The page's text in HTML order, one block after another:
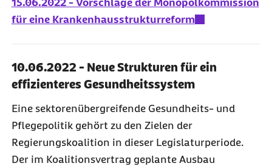
15.06.2022 - Vorschläge der Monopolkommission
für eine Krankenhausstrukturreform
10.06.2022 - Neue Strukturen für ein
effizienteres Gesundheitssystem
Eine sektorenübergreifende Gesundheits- und
Pflegepolitik gehört zu den Zielen der
Regierungskoalition in dieser Legislaturperiode.
Der im Koalitionsvertrag geplante Ausbau